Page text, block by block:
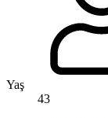
Yaş
43